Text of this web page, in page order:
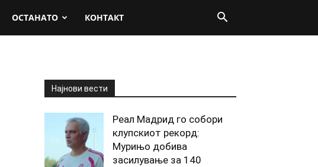
ОСТАНАТО КОНТАКТ
Најнови вести
Реал Мадрид го собори
клупскиот рекорд:
Мурињо добива
засилување за 140